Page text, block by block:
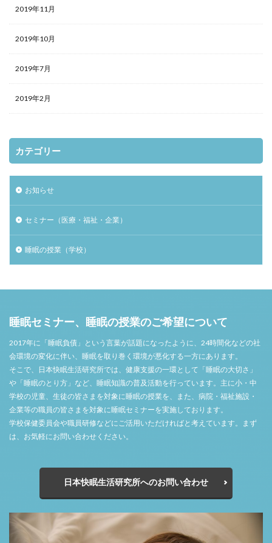
2019年11月
2019年10月
2019年7月
2019年2月
カテゴリー
お知らせ
セミナー（医療・福祉・企業）
睡眠の授業（学校）
睡眠セミナー、睡眠の授業のご希望について
2017年に「睡眠負債」という言葉が話題になったように、24時間化などの社
会環境の変化に伴い、睡眠を取り巻く環境が悪化する一方にあります。
そこで、日本快眠生活研究所では、健康支援の一環として「睡眠の大切さ」
や「睡眠のとり方」など、睡眠知識の普及活動を行っています。主に小・中
学校の児童、生徒の皆さまを対象に睡眠の授業を、また、病院・福祉施設・
企業等の職員の皆さまを対象に睡眠セミナーを実施しております。
学校保健委員会や職員研修などにご活用いただければと考えています。まず
は、お気軽にお問い合わせください。
日本快眠生活研究所へのお問い合わせ